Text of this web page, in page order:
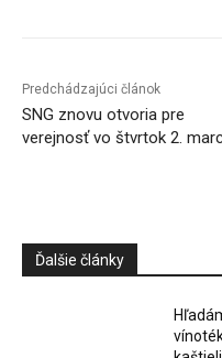
Predchádzajúci článok
SNG znovu otvoria pre
verejnosť vo štvrtok 2.
Ďalšie články